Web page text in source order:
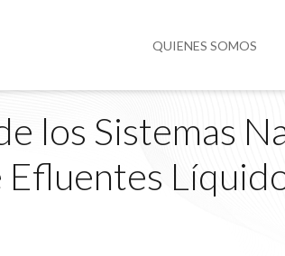
QUIENES SOMOS
los Sistemas